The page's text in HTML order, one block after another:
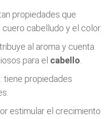
propiedades que
cabelludo y el color.
al aroma y cuenta
para el cabello
tiene propiedades
estimular el crecimiento